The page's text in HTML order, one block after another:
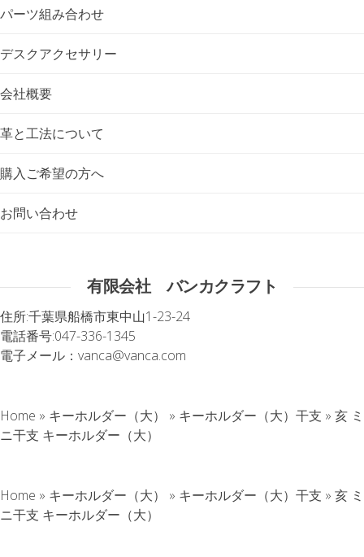
パーツ組み合わせ
デスクアクセサリー
会社概要
革と工法について
購入ご希望の方へ
お問い合わせ
有限会社 バンカクラフト
住所:千葉県船橋市東中山1-23-24
電話番号:047-336-1345
電子メール： vanca@vanca.com
Home » キーホルダー（大） » キーホルダー（大）干支 » 亥 ミ
ニ干支 キーホルダー（大）
Home » キーホルダー（大） » キーホルダー（大）干支 » 亥 ミ
ニ干支 キーホルダー（大）